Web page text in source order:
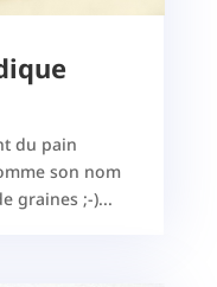
du pain
son nom
graines ;-)...